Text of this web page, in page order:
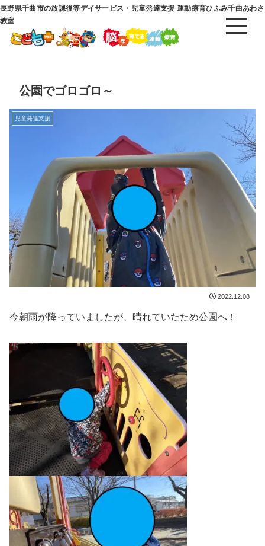
長野県千曲市の放課後等デイサービス・児童発達支援 運動療育ひふみ千曲あわさ
教室
公園でゴロゴロ～
児童発達支援
2022.12.08
今朝雨が降っていましたが、晴れていたため公園へ！